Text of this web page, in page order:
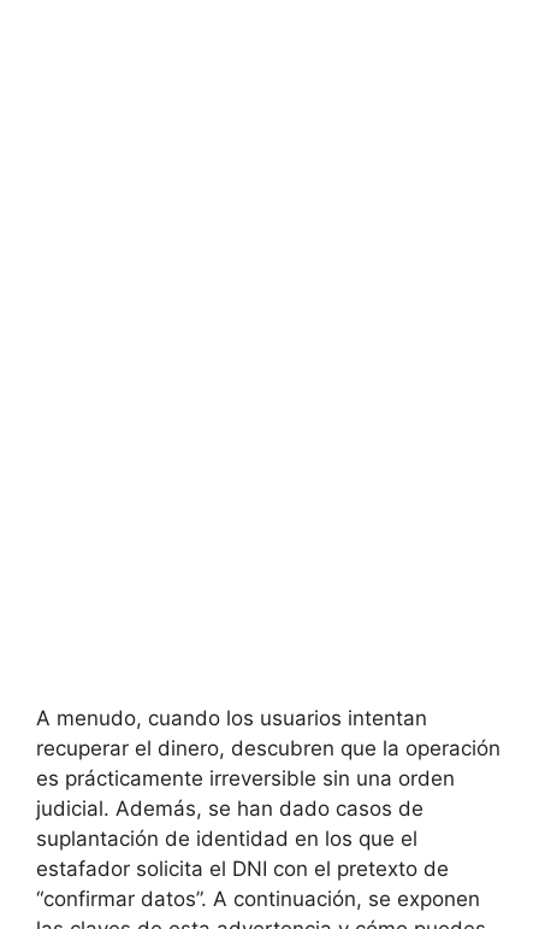
A menudo, cuando los usuarios intentan
recuperar el dinero, descubren que la operación
es prácticamente irreversible sin una orden
judicial. Además, se han dado casos de
suplantación de identidad en los que el
estafador solicita el DNI con el pretexto de
“confirmar datos”. A continuación, se exponen